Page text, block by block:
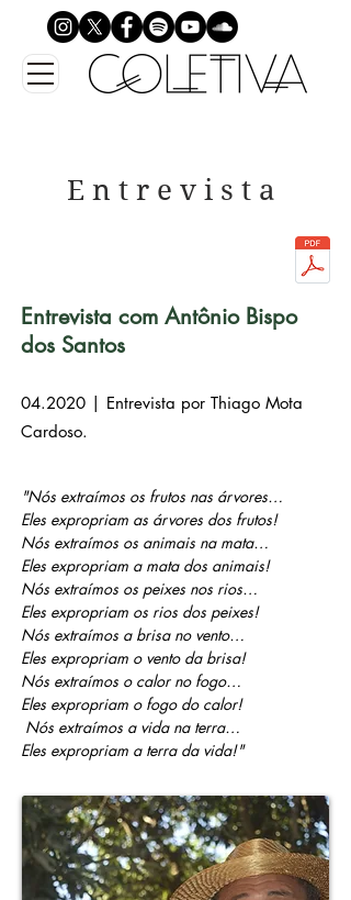
E n t r e v i s t a
Entrevista com Antônio Bispo
dos Santos
04.2020 | Entrevista por Thiago Mota
Cardoso.
"Nós extraímos os frutos nas árvores…
Eles expropriam as árvores dos frutos!
Nós extraímos os animais na mata…
Eles expropriam a mata dos animais!
Nós extraímos os peixes nos rios…
Eles expropriam os rios dos peixes!
Nós extraímos a brisa no vento…
Eles expropriam o vento da brisa!
Nós extraímos o calor no fogo…
Eles expropriam o fogo do calor!
Nós extraímos a vida na terra…
Eles expropriam a terra da vida!"